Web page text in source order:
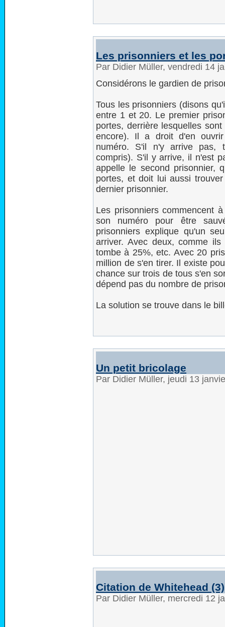
Les prisonniers et les
Par Didier Müller, vendredi 14
Considérons le gardien de
Tous les prisonniers (disons
entre 1 et 20. Le premier
portes, derrière lesquelles
encore). Il a droit d'en
numéro. S'il n'y arrive pas,
compris). S'il y arrive, il n'est
appelle le second prisonnier,
portes, et doit lui aussi
dernier prisonnier.
Les prisonniers commencent
son numéro pour être
prisonniers explique qu'un
arriver. Avec deux, comme
tombe à 25%, etc. Avec 20
million de s'en tirer. Il existe
chance sur trois de tous s'en
dépend pas du nombre de
La solution se trouve dans le
Un petit bricolage
Par Didier Müller, jeudi 13
Citation de Whitehead (3)
Par Didier Müller, mercredi 12